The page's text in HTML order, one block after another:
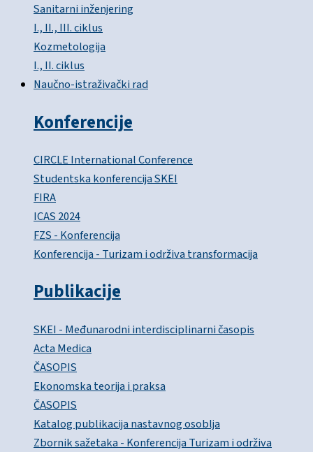
Sanitarni inženjering
I., II., III. ciklus
Kozmetologija
I., II. ciklus
Naučno-istraživački rad
Konferencije
CIRCLE International Conference
Studentska konferencija SKEI
FIRA
ICAS 2024
FZS - Konferencija
Konferencija - Turizam i održiva transformacija
Publikacije
SKEI - Međunarodni interdisciplinarni časopis
Acta Medica
ČASOPIS
Ekonomska teorija i praksa
ČASOPIS
Katalog publikacija nastavnog osoblja
Zbornik sažetaka - Konferencija Turizam i održiva